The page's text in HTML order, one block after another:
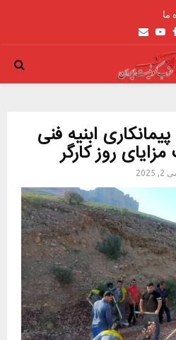
ما
Facebook
Youtube
Email
ابنیه فنی
روز کارگر
2025